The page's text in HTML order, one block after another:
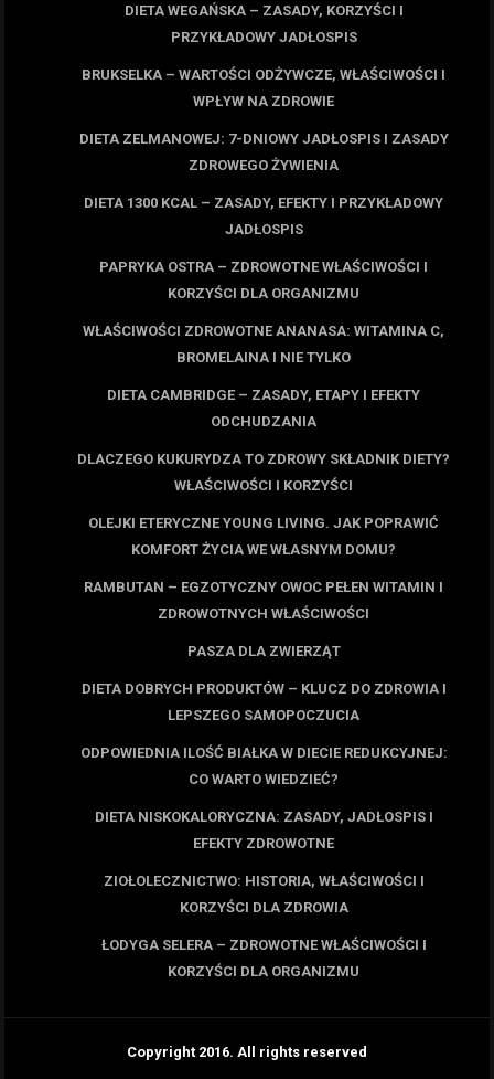
DIETA WEGAŃSKA – ZASADY, KORZYŚCI I
PRZYKŁADOWY JADŁOSPIS
BRUKSELKA – WARTOŚCI ODŻYWCZE, WŁAŚCIWOŚCI I
WPŁYW NA ZDROWIE
DIETA ZELMANOWEJ: 7-DNIOWY JADŁOSPIS I ZASADY
ZDROWEGO ŻYWIENIA
DIETA 1300 KCAL – ZASADY, EFEKTY I PRZYKŁADOWY
JADŁOSPIS
PAPRYKA OSTRA – ZDROWOTNE WŁAŚCIWOŚCI I
KORZYŚCI DLA ORGANIZMU
WŁAŚCIWOŚCI ZDROWOTNE ANANASA: WITAMINA C,
BROMELAINA I NIE TYLKO
DIETA CAMBRIDGE – ZASADY, ETAPY I EFEKTY
ODCHUDZANIA
DLACZEGO KUKURYDZA TO ZDROWY SKŁADNIK DIETY?
WŁAŚCIWOŚCI I KORZYŚCI
OLEJKI ETERYCZNE YOUNG LIVING. JAK POPRAWIĆ
KOMFORT ŻYCIA WE WŁASNYM DOMU?
RAMBUTAN – EGZOTYCZNY OWOC PEŁEN WITAMIN I
ZDROWOTNYCH WŁAŚCIWOŚCI
PASZA DLA ZWIERZĄT
DIETA DOBRYCH PRODUKTÓW – KLUCZ DO ZDROWIA I
LEPSZEGO SAMOPOCZUCIA
ODPOWIEDNIA ILOŚĆ BIAŁKA W DIECIE REDUKCYJNEJ:
CO WARTO WIEDZIEĆ?
DIETA NISKOKALORYCZNA: ZASADY, JADŁOSPIS I
EFEKTY ZDROWOTNE
ZIOŁOLECZNICTWO: HISTORIA, WŁAŚCIWOŚCI I
KORZYŚCI DLA ZDROWIA
ŁODYGA SELERA – ZDROWOTNE WŁAŚCIWOŚCI I
KORZYŚCI DLA ORGANIZMU
Copyright 2016. All rights reserved